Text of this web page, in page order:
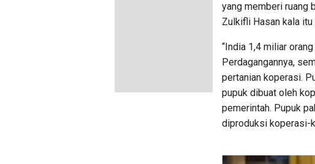
yang memberi ruang
Zulkifli Hasan kala
“India 1,4 miliar
Perdagangannya,
pertanian koperasi.
pupuk dibuat oleh
pemerintah. Pupuk
diproduksi koperasi-